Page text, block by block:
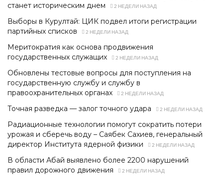
станет историческим днем
2 НЕДЕЛИ НАЗАД
Выборы в Курултай: ЦИК подвел итоги регистрации
партийных списков
2 НЕДЕЛИ НАЗАД
Меритократия как основа продвижения
государственных служащих
2 НЕДЕЛИ НАЗАД
Обновлены тестовые вопросы для поступления на
государственную службу и службу в
правоохранительных органах
2 НЕДЕЛИ НАЗАД
Точная разведка — залог точного удара 2 НЕДЕЛИ НАЗАД
Радиационные технологии помогут сократить потери
урожая и сберечь воду – Саябек Сахиев, генеральный
директор Института ядерной физики
2 НЕДЕЛИ НАЗАД
В области Абай выявлено более 2200 нарушений
правил дорожного движения
2 НЕДЕЛИ НАЗАД